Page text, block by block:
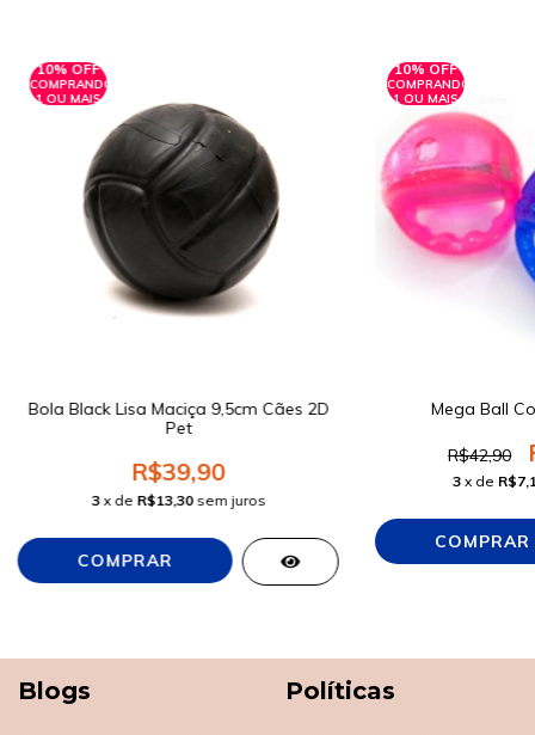
10% OFF
COMPRANDO
1 OU MAIS
Bola Black Lisa Maciça 9,5cm Cães 2D
Pet
R$39,90
3 x de R$13,30 sem juros
10% OFF
COMPRANDO
1 OU MAIS
Mega Ball
R$42,90
3 x de
Blogs Políticas